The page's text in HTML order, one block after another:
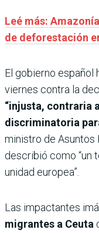
Leé más:
de deforestación
El gobierno español
viernes contra la
“injusta, contraria
discriminatoria
ministro de Asuntos
describió como “un
unidad europea”.
Las impactantes
migrantes a Ceuta